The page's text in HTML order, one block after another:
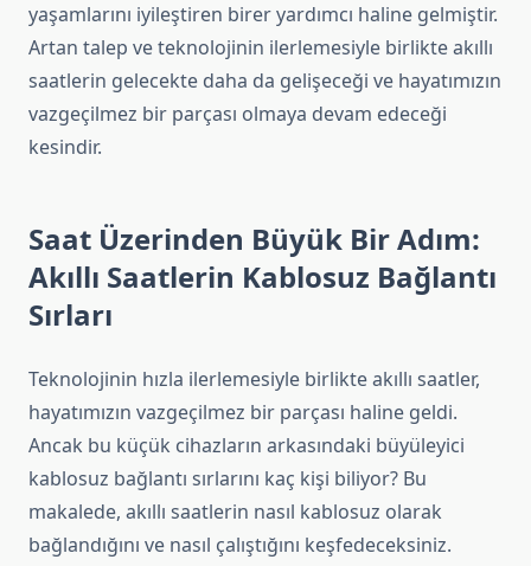
yaşamlarını iyileştiren birer yardımcı haline gelmiştir.
Artan talep ve teknolojinin ilerlemesiyle birlikte akıllı
saatlerin gelecekte daha da gelişeceği ve hayatımızın
vazgeçilmez bir parçası olmaya devam edeceği
kesindir.
Saat Üzerinden Büyük Bir Adım:
Akıllı Saatlerin Kablosuz Bağlantı
Sırları
Teknolojinin hızla ilerlemesiyle birlikte akıllı saatler,
hayatımızın vazgeçilmez bir parçası haline geldi.
Ancak bu küçük cihazların arkasındaki büyüleyici
kablosuz bağlantı sırlarını kaç kişi biliyor? Bu
makalede, akıllı saatlerin nasıl kablosuz olarak
bağlandığını ve nasıl çalıştığını keşfedeceksiniz.